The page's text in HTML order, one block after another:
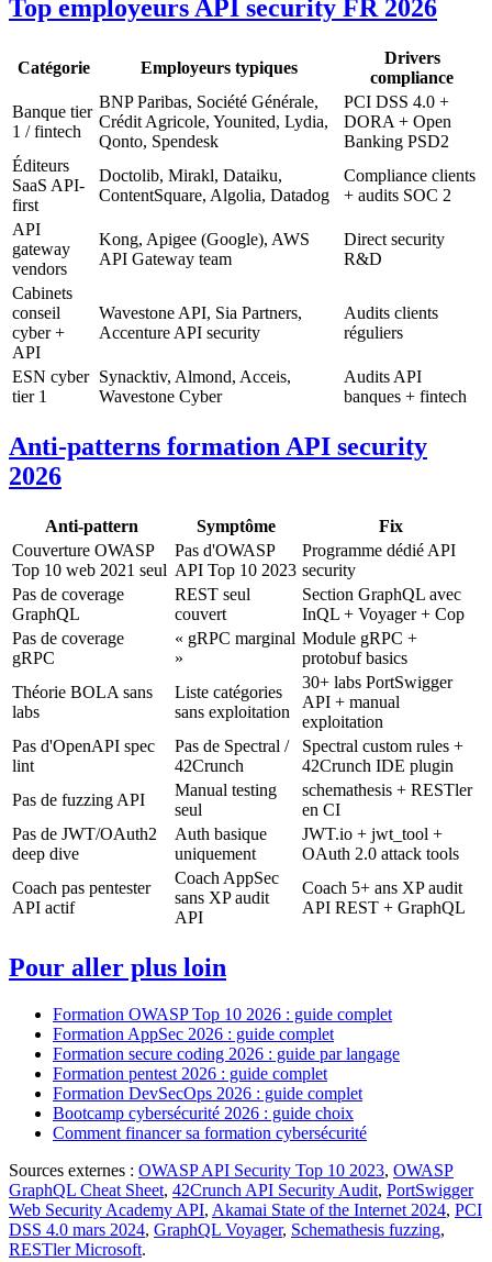
Top employeurs API security FR 2026
Catégorie Employeurs typiques
Drivers
compliance
Banque tier
1 / fintech
BNP Paribas, Société Générale,
Crédit Agricole, Younited, Lydia,
Qonto, Spendesk
PCI DSS 4.0 +
DORA + Open
Banking PSD2
Éditeurs
SaaS API-
first
Doctolib, Mirakl, Dataiku,
ContentSquare, Algolia, Datadog
Compliance clients
+ audits SOC 2
API
gateway
vendors
Kong, Apigee (Google), AWS
API Gateway team
Direct security
R&D
Cabinets
conseil
cyber +
API
Wavestone API, Sia Partners,
Accenture API security
Audits clients
réguliers
ESN cyber
tier 1
Synacktiv, Almond, Acceis,
Wavestone Cyber
Audits API
banques + fintech
Anti-patterns formation API security
2026
Anti-pattern Symptôme
Fix
Couverture OWASP
Top 10 web 2021 seul
Pas d'OWASP
API Top 10 2023
Programme dédié API
security
Pas de coverage
GraphQL
REST seul
couvert
Section GraphQL avec
InQL + Voyager + Cop
Pas de coverage
gRPC
« gRPC marginal
»
Module gRPC +
protobuf basics
Théorie BOLA sans
labs
Liste catégories
sans exploitation
30+ labs PortSwigger
API + manual
exploitation
Pas d'OpenAPI spec
lint
Pas de Spectral /
42Crunch
Spectral custom rules +
42Crunch IDE plugin
Pas de fuzzing API
Manual testing
seul
schemathesis + RESTler
en CI
Pas de JWT/OAuth2
deep dive
Auth basique
uniquement
JWT.io + jwt_tool +
OAuth 2.0 attack tools
Coach pas pentester
API actif
Coach AppSec
sans XP audit
API
Coach 5+ ans XP audit
API REST + GraphQL
Pour aller plus loin
Formation OWASP Top 10 2026 : guide complet
Formation AppSec 2026 : guide complet
Formation secure coding 2026 : guide par langage
Formation pentest 2026 : guide complet
Formation DevSecOps 2026 : guide complet
Bootcamp cybersécurité 2026 : guide choix
Comment financer sa formation cybersécurité
Sources externes : OWASP API Security Top 10 2023, OWASP
GraphQL Cheat Sheet, 42Crunch API Security Audit, PortSwigger
Web Security Academy API, Akamai State of the Internet 2024, PCI
DSS 4.0 mars 2024, GraphQL Voyager, Schemathesis fuzzing,
RESTler Microsoft.